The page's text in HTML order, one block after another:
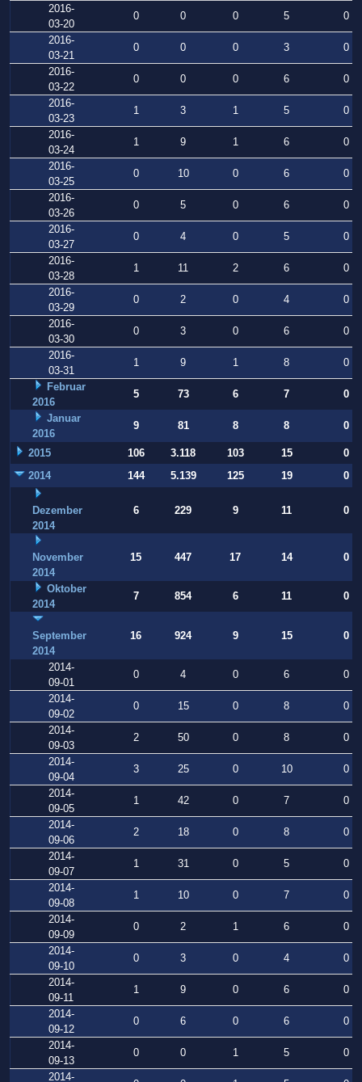
2016-
03-20
0 0 0 5
0
2016-
03-21
0 0 0 3
0
2016-
03-22
0 0 0 6
0
2016-
03-23
1 3 1 5
0
2016-
03-24
1 9 1 6
0
2016-
03-25
0 10 0 6
0
2016-
03-26
0 5 0 6
0
2016-
03-27
0 4 0 5
0
2016-
03-28
1 11 2 6
0
2016-
03-29
0 2 0 4
0
2016-
03-30
0 3 0 6
0
2016-
03-31
1 9 1 8
0
Februar
2016
5 73 6 7
0
Januar
2016
9 81 8 8 0
2015 106 3.118 103 15
0
2014
144 5.139 125 19 0
Dezember
2014
6 229 9 11 0
November
2014
15 447 17 14 0
Oktober
2014
7 854 6 11 0
September
2014
16 924 9 15 0
2014-
09-01
0 4 0 6
0
2014-
09-02
0 15 0 8
0
2014-
09-03
2 50 0 8
0
2014-
09-04
3 25 0 10
0
2014-
09-05
1 42 0 7
0
2014-
09-06
2 18 0 8
0
2014-
09-07
1 31 0 5
0
2014-
09-08
1 10 0 7
0
2014-
09-09
0 2 1 6
0
2014-
09-10
0 3 0 4
0
2014-
09-11
1 9 0 6
0
2014-
09-12
0 6 0 6
0
2014-
09-13
0 0 1 5
0
2014-